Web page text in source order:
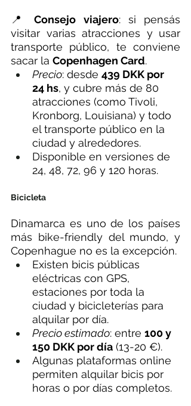
📍 Consejo viajero: si pensás
visitar varias atracciones y usar
transporte público, te conviene
sacar la Copenhagen Card.
Precio: desde 439 DKK por
24 hs, y cubre más de 80
atracciones (como Tivoli,
Kronborg, Louisiana) y todo
el transporte público en la
ciudad y alrededores.
Disponible en versiones de
24, 48, 72, 96 y 120 horas.
Bicicleta
Dinamarca es uno de los países
más bike-friendly del mundo, y
Copenhague no es la excepción.
Existen bicis públicas
eléctricas con GPS,
estaciones por toda la
ciudad y bicicleterías para
alquilar por día.
Precio estimado: entre 100 y
150 DKK por día (13-20 €).
Algunas plataformas online
permiten alquilar bicis por
horas o por días completos.